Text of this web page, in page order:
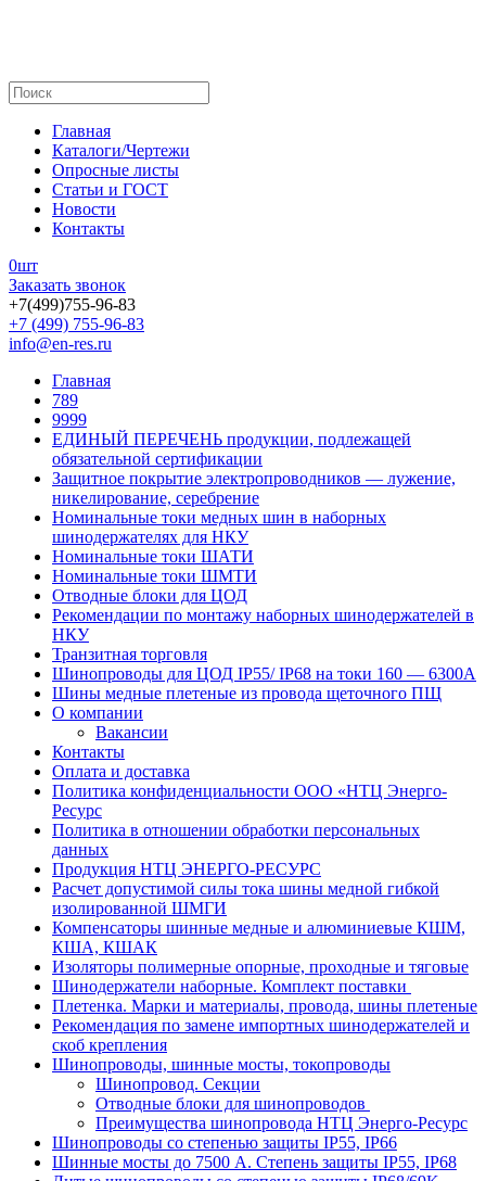
Главная
Каталоги/Чертежи
Опросные листы
Статьи и ГОСТ
Новости
Контакты
0шт
Заказать звонок
+7(499)755-96-83
+7 (499) 755-96-83
info@en-res.ru
Главная
789
9999
ЕДИНЫЙ ПЕРЕЧЕНЬ продукции, подлежащей
обязательной сертификации
Защитное покрытие электропроводников — лужение,
никелирование, серебрение
Номинальные токи медных шин в наборных
шинодержателях для НКУ
Номинальные токи ШАТИ
Номинальные токи ШМТИ
Отводные блоки для ЦОД
Рекомендации по монтажу наборных шинодержателей в
НКУ
Транзитная торговля
Шинопроводы для ЦОД IP55/ IP68 на токи 160 — 6300А
Шины медные плетеные из провода щеточного ПЩ
О компании
Вакансии
Контакты
Оплата и доставка
Политика конфиденциальности ООО «НТЦ Энерго-
Ресурс
Политика в отношении обработки персональных
данных
Продукция НТЦ ЭНЕРГО-РЕСУРС
Расчет допустимой силы тока шины медной гибкой
изолированной ШМГИ
Компенсаторы шинные медные и алюминиевые КШМ,
КША, КШАК
Изоляторы полимерные опорные, проходные и тяговые
Шинодержатели наборные. Комплект поставки
Плетенка. Марки и материалы, провода, шины плетеные
Рекомендация по замене импортных шинодержателей и
скоб крепления
Шинопроводы, шинные мосты, токопроводы
Шинопровод. Секции
Отводные блоки для шинопроводов
Преимущества шинопровода НТЦ Энерго-Ресурс
Шинопроводы со степенью защиты IP55, IP66
Шинные мосты до 7500 А. Степень защиты IP55, IP68